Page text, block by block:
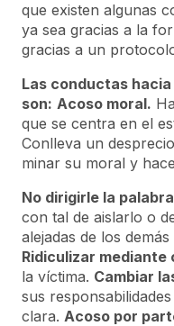
que existen algunas
ya sea gracias a la
gracias a un
Las conductas
son: Acoso moral.
que se centra en el
Conlleva un
minar su moral y
No dirigirle la
con tal de aislarlo o
alejadas de los
Ridiculizar
la víctima. Cambiar
sus
clara. Acoso por